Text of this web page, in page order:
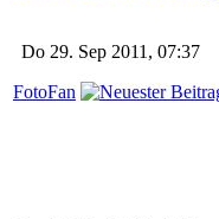
Do 29. Sep 2011, 07:37
FotoFan